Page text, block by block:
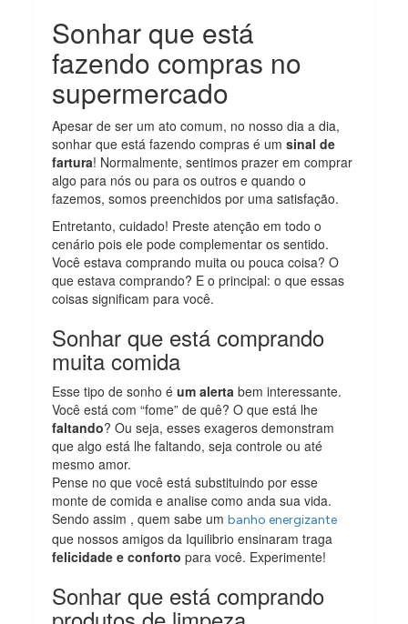
Sonhar que está
fazendo compras no
supermercado
Apesar de ser um ato comum, no nosso dia a dia,
sonhar que está fazendo compras é umsinal de
fartura! Normalmente, sentimos prazer em comprar
algo para nós ou para os outros e quando o
fazemos, somos preenchidos por uma satisfação.
Entretanto, cuidado! Preste atenção em todo o
cenário pois ele pode complementar os sentido.
Você estava comprando muita ou pouca coisa? O
que estava comprando? E o principal: o que essas
coisas significam para você.
Sonhar que está comprando
muita comida
Esse tipo de sonho éum alerta bem interessante.
Você está com “fome” de quê? O que está lhe
faltando? Ou seja, esses exageros demonstram
que algo está lhe faltando, seja controle ou até
mesmo amor.
Pense no que você está substituindo por esse
monte de comida e analise como anda sua vida.
Sendo assim , quem sabe umbanho energizante
que nossos amigos da Iquilibrio ensinaram traga
felicidade e conforto para você. Experimente!
Sonhar que está comprando